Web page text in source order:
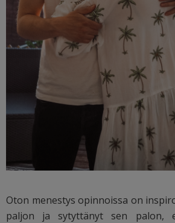
Oton menestys opinnoissa on
paljon ja sytyttänyt sen palon,